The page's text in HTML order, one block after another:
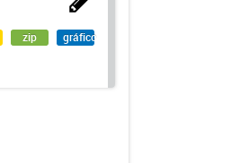
zip gráfico